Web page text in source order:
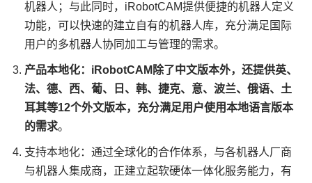
机器人；与此同时，iRobotCAM提供便捷的机器人定义
功能，可以快速的建立自有的机器人库，充分满足国际
用户的多机器人协同加工与管理的需求。
产品本地化：iRobotCAM除了中文版本外，还提供英、
法、德、西、葡、日、韩、捷克、意、波兰、俄语、土
耳其等12个外文版本，充分满足用户使用本地语言版本
的需求。
支持本地化：通过全球化的合作体系，与各机器人厂商
与机器人集成商，正建立起软硬体一体化服务能力，有